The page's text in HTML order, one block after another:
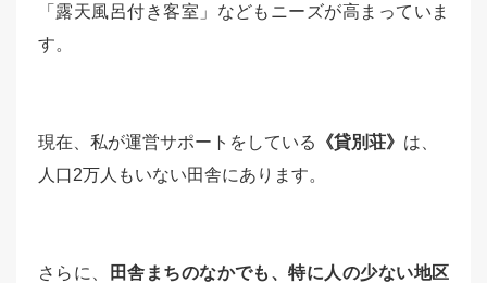
「露天風呂付き客室」などもニーズが高まっていま
す。
現在、私が運営サポートをしている 《貸別荘》 は、
人口2万人もいない田舎にあります。
さらに、
田舎まちのなかでも、特に人の少ない地区